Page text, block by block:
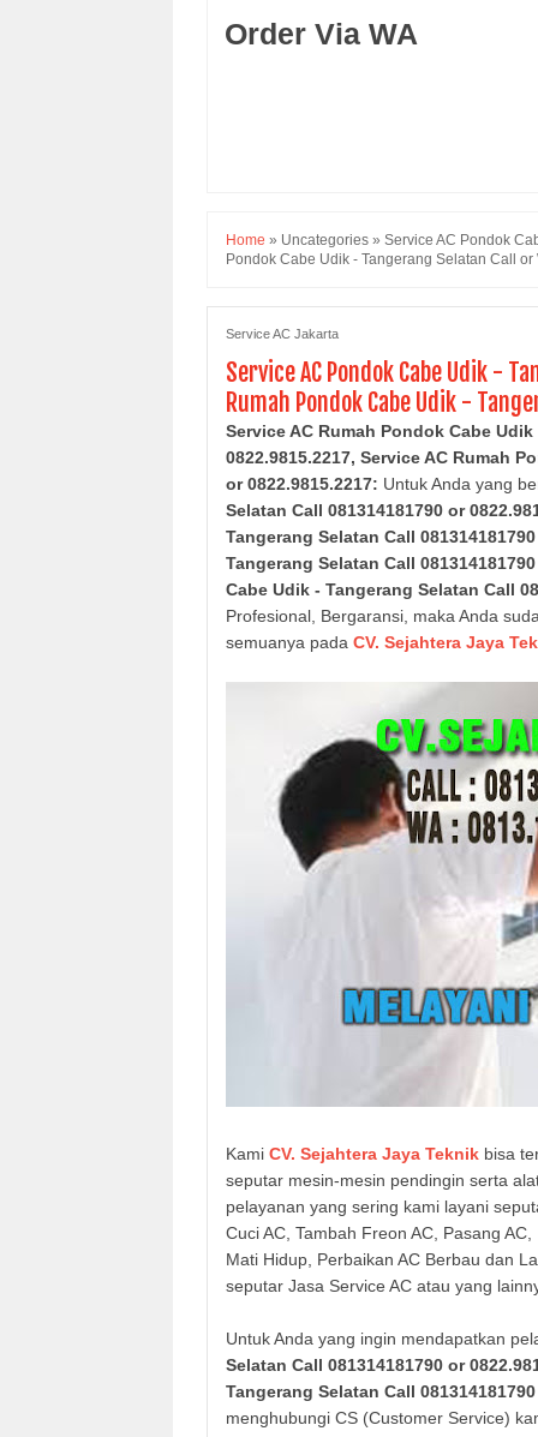
Order Via WA
Home » Uncategories » Service AC Pondok
Pondok Cabe Udik - Tangerang Selatan Call
Service AC Jakarta
Service AC Pondok Cabe Udik -
Rumah Pondok Cabe Udik -
Service AC Rumah Pondok Cabe
0822.9815.2217, Service AC Rumah
or 0822.9815.2217: Untuk Anda yang
Selatan Call 081314181790 or
Tangerang Selatan Call
Tangerang Selatan Call
Cabe Udik - Tangerang Selatan Call
Profesional, Bergaransi, maka Anda
semuanya pada CV. Sejahtera Jaya
Kami CV. Sejahtera Jaya Teknik bisa
seputar mesin-mesin pendingin serta
pelayanan yang sering kami layani
Cuci AC, Tambah Freon AC, Pasang
Mati Hidup, Perbaikan AC Berbau dan
seputar Jasa Service AC atau yang
Untuk Anda yang ingin mendapatkan
Selatan Call 081314181790 or
Tangerang Selatan Call
menghubungi CS (Customer Service)